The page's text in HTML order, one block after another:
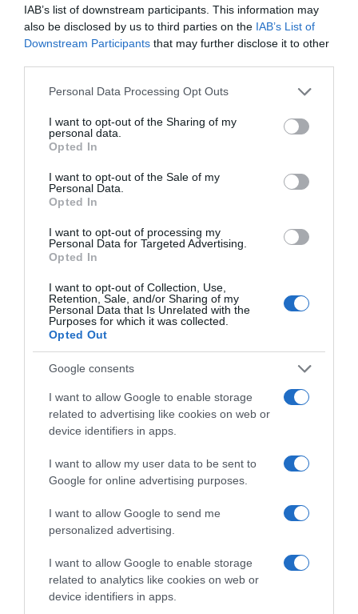
IAB’s list of downstream participants. This information may
also be disclosed by us to third parties on the IAB’s List of
Downstream Participants that may further disclose it to other
Please note that this website/app uses one or more Google
not limited to your visit or usage behaviour. You may click to
grant or deny consent to Google and its third-party tags to
use your data for below specified purposes in below Google
consent section.
Personal Data Processing Opt Outs
I want to opt-out of the Sharing of my
personal data.
Opted In
I want to opt-out of the Sale of my
Personal Data.
Opted In
I want to opt-out of processing my
Personal Data for Targeted Advertising.
Opted In
I want to opt-out of Collection, Use,
Retention, Sale, and/or Sharing of my
Personal Data that Is Unrelated with the
Purposes for which it was collected.
Opted Out
Google consents
I want to allow Google to enable storage
related to advertising like cookies on web or
device identifiers in apps.
I want to allow my user data to be sent to
Google for online advertising purposes.
I want to allow Google to send me
personalized advertising.
I want to allow Google to enable storage
related to analytics like cookies on web or
device identifiers in apps.
Ζώδια – Ετήσιες προβλέψεις 2023 – Πώς
θα κυλήσουν τα ερωτικά και τα οικονομικά
για τον Δίδυμο
Προσθήκη ως προτεινόμενη
Ακολούθησε το debater.gr στο
ΑΜΕΑ ΕΑΔ ΘΕΣΣΑΛΟΝΙΚΗ ΚΑΚΟΠΟΙΗΣΗ
ΚΑΚΟΠΟΙΗΣΗ ΑΝΗΛΙΚΟΥ
ΣΧΟΛΙΑ